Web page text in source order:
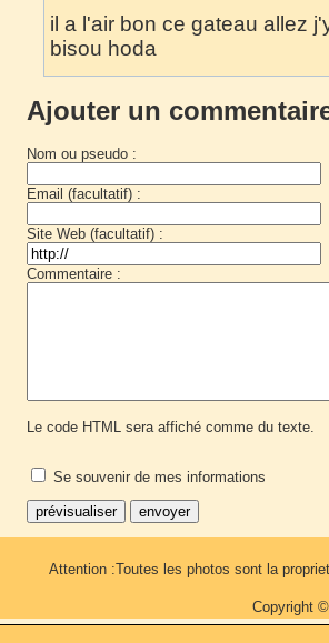
il a l'air bon ce gateau allez
bisou hoda
Ajouter un
Nom ou pseudo :
Email (facultatif) :
Site Web (facultatif) :
Commentaire :
Le code HTML sera affiché comme du texte.
Se souvenir de mes informations
Attention :Toutes les photos sont la
Copyright